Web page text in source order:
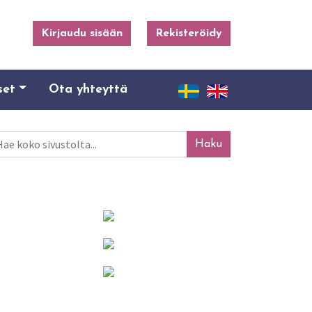
Kirjaudu sisään Rekisteröidy
Ota yhteyttä